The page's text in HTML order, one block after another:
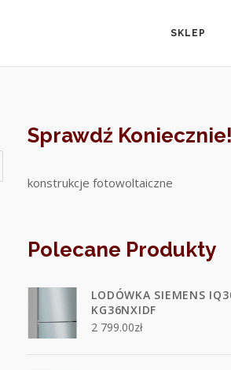
SKLEP
Sprawdź Koniecznie!
konstrukcje fotowoltaiczne
Polecane Produkty
LODÓWKA SIEMENS
KG36NXIDF
2 799.00zł